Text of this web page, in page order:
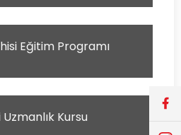
Eğitim Programı
Kursu